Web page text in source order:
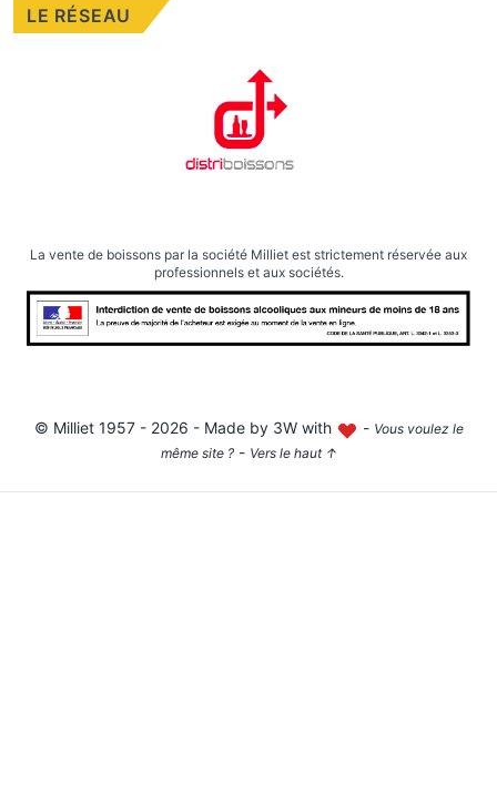
LE RÉSEAU
La vente de boissons par la société Milliet est strictement réservée aux
professionnels et aux sociétés.
© Milliet1957 - 2026 - Made by 3W with - Vous voulez le
même site ?- Vers le haut ↑